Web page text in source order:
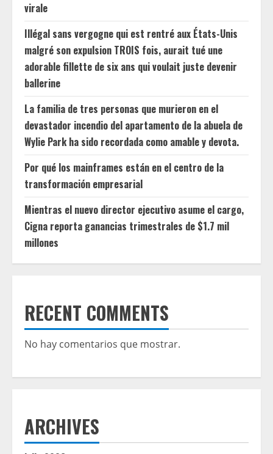
virale
Illégal sans vergogne qui est rentré aux États-Unis
malgré son expulsion TROIS fois, aurait tué une
adorable fillette de six ans qui voulait juste devenir
ballerine
La familia de tres personas que murieron en el
devastador incendio del apartamento de la abuela de
Wylie Park ha sido recordada como amable y devota.
Por qué los mainframes están en el centro de la
transformación empresarial
Mientras el nuevo director ejecutivo asume el cargo,
Cigna reporta ganancias trimestrales de $1.7 mil
millones
RECENT COMMENTS
No hay comentarios que mostrar.
ARCHIVES